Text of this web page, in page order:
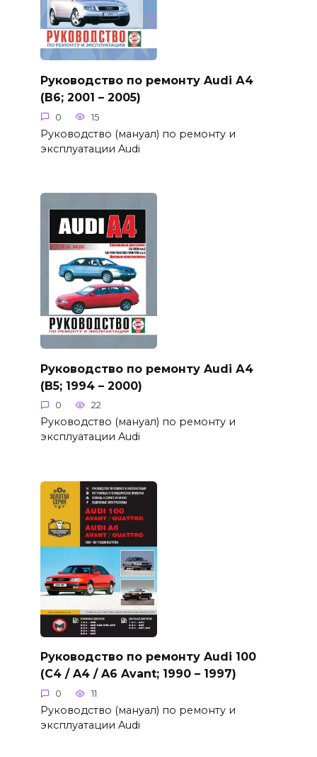
Руководство по ремонту Audi А4
(B6; 2001 – 2005)
0 15
Руководство (мануал) по ремонту и
эксплуатации Audi
Руководство по ремонту Audi А4
(B5; 1994 – 2000)
0 22
Руководство (мануал) по ремонту и
эксплуатации Audi
Руководство по ремонту Audi 100
(C4 / A4 / A6 Avant; 1990 – 1997)
0 11
Руководство (мануал) по ремонту и
эксплуатации Audi